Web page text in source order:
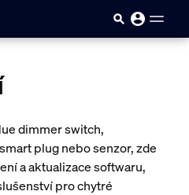
Přejít k hlavnímu obsahu
dimmer switch,
plug nebo senzor, zde
a aktualizace softwaru,
pro chytré